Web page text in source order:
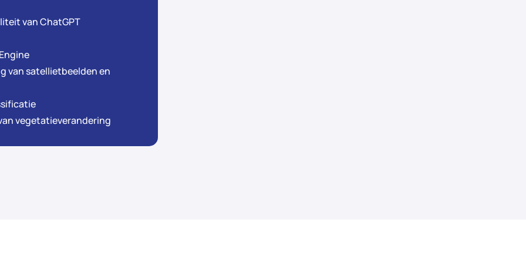
van ChatGPT
van satellietbeelden en
vegetatieverandering